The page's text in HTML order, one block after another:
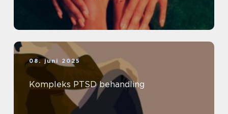
08. juni 2025
Kompleks PTSD behandling